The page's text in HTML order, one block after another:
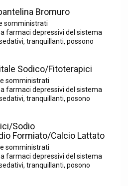
Bromuro
somministrati
farmaci depressivi del sistema
tranquillanti, possono
Sodico/Fitoterapici
somministrati
farmaci depressivi del sistema
tranquillanti, posono
Sodio
Formiato/Calcio Lattato
somministrati
farmaci depressivi del sistema
tranquillanti, posono